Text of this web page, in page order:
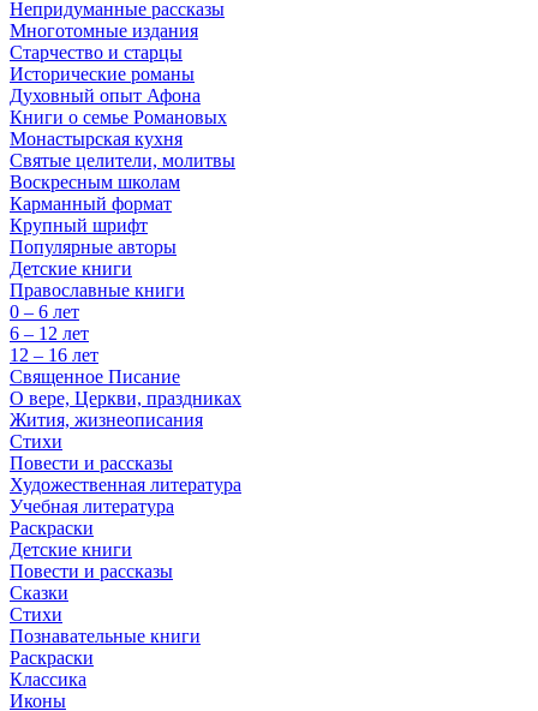
Непридуманные рассказы
Многотомные издания
Старчество и старцы
Исторические романы
Духовный опыт Афона
Книги о семье Романовых
Монастырская кухня
Святые целители, молитвы
Воскресным школам
Карманный формат
Крупный шрифт
Популярные авторы
Детские книги
Православные книги
0 – 6 лет
6 – 12 лет
12 – 16 лет
Священное Писание
О вере, Церкви, праздниках
Жития, жизнеописания
Стихи
Повести и рассказы
Художественная литература
Учебная литература
Раскраски
Детские книги
Повести и рассказы
Сказки
Стихи
Познавательные книги
Раскраски
Классика
Иконы